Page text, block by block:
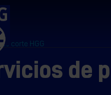
de corte HGG
de